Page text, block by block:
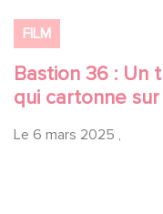
FILM
Bastion 36 : Un
qui cartonne
Le 6 mars 2025 ,